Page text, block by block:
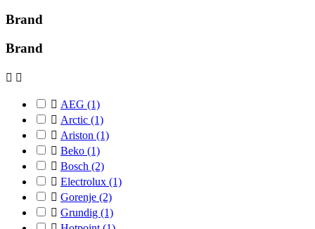
Brand
Brand
 
 AEG (1)
 Arctic (1)
 Ariston (1)
 Beko (1)
 Bosch (2)
 Electrolux (1)
 Gorenje (2)
 Grundig (1)